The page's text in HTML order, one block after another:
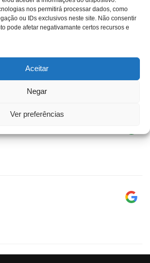
nos permitirá processar dados, como
ou IDs exclusivos neste site. Não consentir
pode afetar negativamante certos recursos e
Aceitar
Negar
Ver preferências
Write a Review